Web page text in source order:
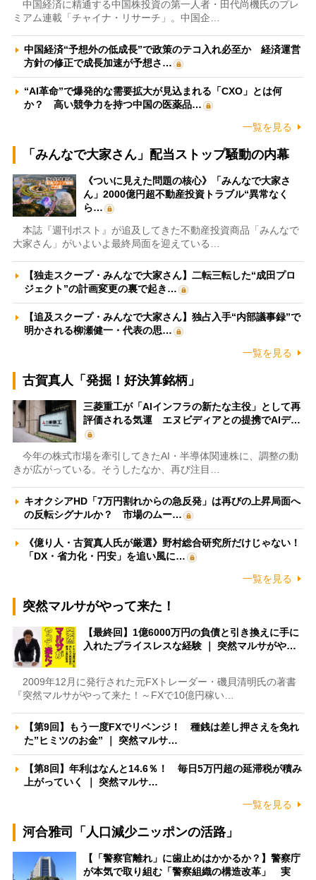
中国経済に精通する中国株投資の第一人者・田代尚機氏のプレ
ミアム連載「チャイナ・リサーチ」。中国企…
中国経済“予想外の低成長”で政策のテコ入れ必至か 経済運営
方針の修正で成長加速が予想さ…
“AI革命”で爆発的な需要拡大が見込まれる「CXO」とは何
か？ 高い競争力を持つ中国の医薬品…
一覧を見る
「みんなで大家さん」配当ストップ騒動の内幕
《ついに見えた問題の核心》「みんなで大家さ
ん」2000億円超不動産投資トラブル“異常なく
ら…
本誌『週刊ポスト』が追及してきた不動産投資商品「みんなで
大家さん」がいよいよ最終局面を迎えている…
【独走スクープ・みんなで大家さん】二転三転した“成田プロ
ジェクト”の計画変更の裏で起き…
【追及スクープ・みんなで大家さん】独占入手“内部議事録”で
明かされる柳瀬健一・代表の思…
一覧を見る
古賀真人「発掘！好決算銘柄」
三菱重工が「AIインフラの新たな主役」として再
評価される気運 エヌビディアとの提携でAIデ…
今年の株式市場を牽引してきたAI・半導体関連株に、調整の動
きが広がっている。そうしたなか、再び注目…
キオクシアHD「7万円割れからの急反発」は再びの上昇局面へ
の反転シグナルか？ 市場のムー…
《億り人・古賀真人氏が厳選》野村総合研究所だけじゃない！
「DX・省力化・円安」を追い風に…
一覧を見る
突然マルサがやって来た！
【最終回】1億6000万円の負債と引き換えに手に
入れたプライスレスな経験 ｜ 突然マルサがや…
2009年12月に発行された元FXトレーダー・磯貝清明氏の著書
『突然マルサがやって来た！～FXで10億円稼い…
【第9回】もう一度FXでリベンジ！ 種銭は差し押さえを免れ
た”ヒミツのお金” ｜ 突然マルサ…
【第8回】年利はなんと14.6％！ 毎日5万円超の延滞税が積み
上がっていく ｜ 突然マルサ…
一覧を見る
河合雅司「人口減少ニッポンの活路」
【「警察官離れ」に歯止めはかかるか？】警察庁
が本気で取り組む「警察組織の構造改革」 実